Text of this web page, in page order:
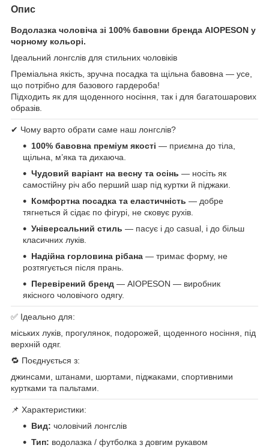
Опис
Водолазка чоловіча зі 100% бавовни бренда AIOPESON у
чорному кольорі.
Ідеальний лонгслів для стильних чоловіків
Преміальна якість, зручна посадка та щільна бавовна — усе,
що потрібно для базового гардероба!
Підходить як для щоденного носіння, так і для багатошарових
образів.
✔ Чому варто обрати саме наш лонгслів?
100% бавовна преміум якості — приємна до тіла,
щільна, м’яка та дихаюча.
Чудовий варіант на весну та осінь — носіть як
самостійну річ або перший шар під куртки й піджаки.
Комфортна посадка та еластичність — добре
тягнеться й сідає по фігурі, не сковує рухів.
Універсальний стиль — пасує і до casual, і до більш
класичних луків.
Надійна горловина рібана — тримає форму, не
розтягується після прань.
Перевірений бренд — AIOPESON — виробник
якісного чоловічого одягу.
✅ Ідеально для:
міських луків, прогулянок, подорожей, щоденного носіння, під
верхній одяг.
🔁 Поєднується з:
джинсами, штанами, шортами, піджаками, спортивними
куртками та пальтами.
📌 Характеристики:
Вид: чоловічий лонгслів
Тип: водолазка / футболка з довгим рукавом